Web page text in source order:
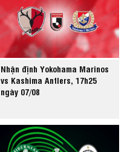
Nhận định Yokohama Marinos
vs Kashima Antlers, 17h25
ngày 07/08